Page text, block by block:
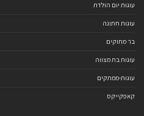
עוגות יום הולדת
עוגות חתונה
בר מתוקים
עוגות בת מצווה
עוגות-ממתקים
קאפקייקס